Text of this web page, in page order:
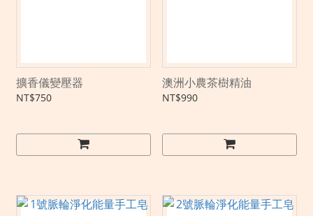
擴香儀變壓器
NT$750
澳洲小農茶樹精油
NT$990